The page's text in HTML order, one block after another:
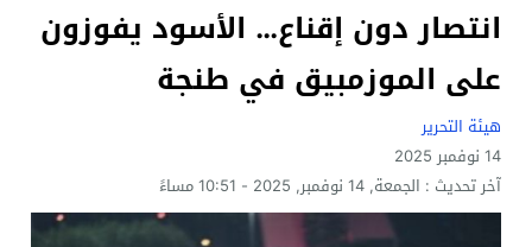
انتصار دون إقناع… الأسود يفوزون
على الموزمبيق في طنجة
هيئة التحرير
14 نوفمبر 2025
آخر تحديث : الجمعة, 14 نوفمبر, 2025 - 10:51 مساءً